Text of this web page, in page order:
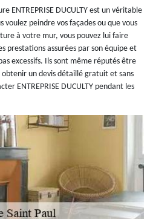
ENTREPRISE DUCULTY est un véritable
voulez peindre vos façades ou que vous
à votre mur, vous pouvez lui faire
prestations assurées par son équipe et
excessifs. Ils sont même réputés être
obtenir un devis détaillé gratuit et sans
ENTREPRISE DUCULTY pendant les